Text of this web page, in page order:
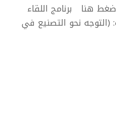
هنا برنامج اللقاء
(التوجه نحو التصنيع في